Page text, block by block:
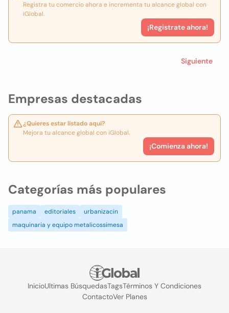
Empresas destacadas
¿Quieres estar listado aquí?
Mejora tu alcance global con iGlobal.
¡Comienza ahora!
Registra tu comercio ahora e incrementa tu alcance global con
iGlobal.
¡Registrate ahora!
Siguiente
Categorías más populares
panama editoriales
urbanizacin
maquinaria y equipo metalicossimesa
InicioUltimas BúsquedasTagsTérminos Y Condiciones
ContactoVer Planes